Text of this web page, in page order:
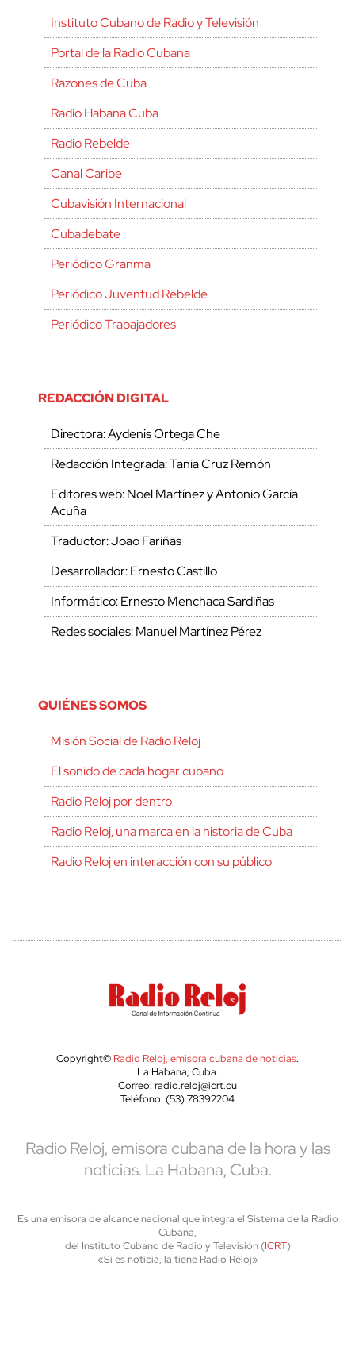
Instituto Cubano de Radio y Televisión
Portal de la Radio Cubana
Razones de Cuba
Radio Habana Cuba
Radio Rebelde
Canal Caribe
Cubavisión Internacional
Cubadebate
Periódico Granma
Periódico Juventud Rebelde
Periódico Trabajadores
REDACCIÓN DIGITAL
Directora: Aydenis Ortega Che
Redacción Integrada: Tania Cruz Remón
Editores web: Noel Martínez y Antonio García
Acuña
Traductor: Joao Fariñas
Desarrollador: Ernesto Castillo
Informático: Ernesto Menchaca Sardiñas
Redes sociales: Manuel Martínez Pérez
QUIÉNES SOMOS
Misión Social de Radio Reloj
El sonido de cada hogar cubano
Radio Reloj por dentro
Radio Reloj, una marca en la historia de Cuba
Radio Reloj en interacción con su público
Copyright© Radio Reloj, emisora cubana de noticias.
La Habana, Cuba.
Correo: radio.reloj@icrt.cu
Teléfono: (53) 78392204
Radio Reloj, emisora cubana de la hora y las
noticias. La Habana, Cuba.
Es una emisora de alcance nacional que integra el Sistema de la Radio
Cubana,
del Instituto Cubano de Radio y Televisión (ICRT)
«Si es noticia, la tiene Radio Reloj»